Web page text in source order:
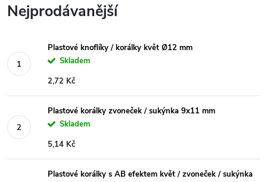
Nejprodávanější
Plastové knoflíky / korálky květ Ø12 mm
Skladem
2,72 Kč
Plastové korálky zvoneček / sukýnka 9x11 mm
Skladem
5,14 Kč
Plastové korálky s AB efektem květ / zvoneček / sukýnka